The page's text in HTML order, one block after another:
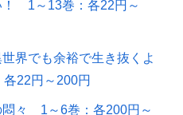
！ 1～13巻：各22円～
界でも余裕で生き抜くよ
22円～200円
悶々 1～6巻：各200円～